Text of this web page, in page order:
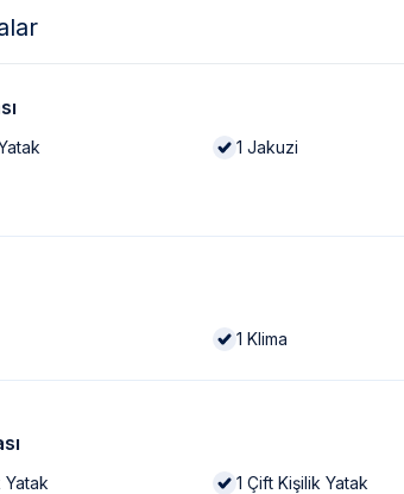
1 Jakuzi
1 Klima
Yatak 1 Çift Kişilik Yatak